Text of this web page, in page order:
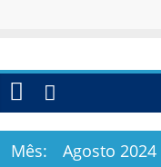
Mês: Agosto 2024